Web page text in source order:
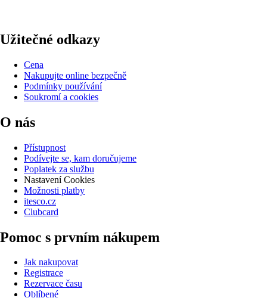
Užitečné odkazy
Cena
Nakupujte online bezpečně
Podmínky používání
Soukromí a cookies
O nás
Přístupnost
Podívejte se, kam doručujeme
Poplatek za službu
Nastavení Cookies
Možnosti platby
itesco.cz
Clubcard
Pomoc s prvním nákupem
Jak nakupovat
Registrace
Rezervace času
Oblíbené